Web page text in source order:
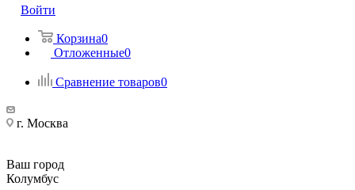
Войти
Корзина0
Отложенные0
Сравнение товаров0
г. Москва
Ваш город
Колумбус